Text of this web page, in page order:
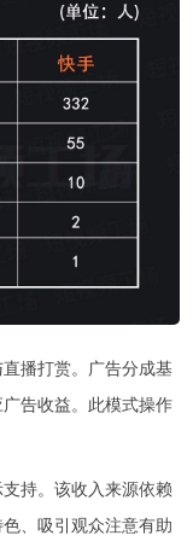
播打赏。广告分成基
告收益。此模式操作
持。该收入来源依赖
、吸引观众注意有助